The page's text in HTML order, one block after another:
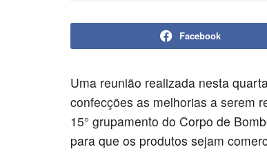
Facebook
Uma reunião realizada nesta
confecções as melhorias a serem
15° grupamento do Corpo de
para que os produtos sejam